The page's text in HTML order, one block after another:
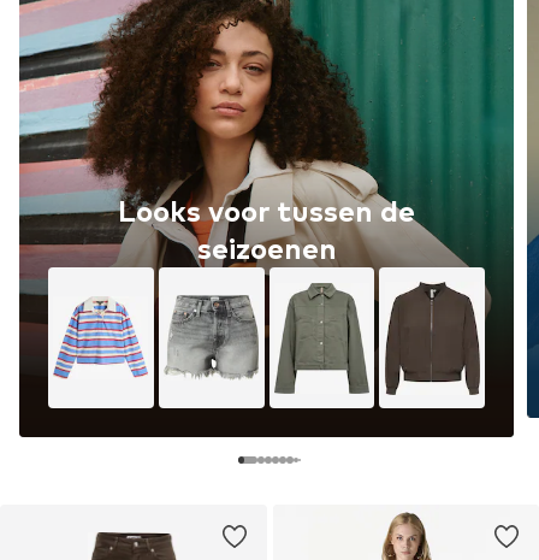
Looks voor tussen de
seizoenen